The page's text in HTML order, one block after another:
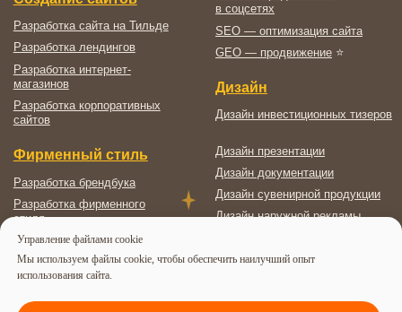
Управление файлами cookie
Мы используем файлы cookie, чтобы обеспечить наилучший опыт
использования сайта.